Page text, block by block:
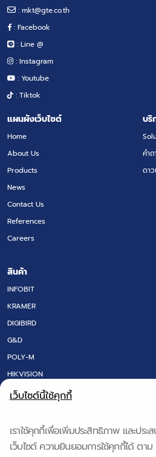
: mkt@gte.co.th
: Facebook
: Line @
: Instagram
: Youtube
: Tiktok
แผนผังเว็บไซต์
Home
About Us
Products
News
Contact Us
References
Careers
บริ
คำ
ดา
สินค้า
INFOBIT
KRAMER
DIGIBIRD
G&D
POLY-M
HIKVISION
LED SCREEN
DT RESEARCH
IQ BOARD & Q-NEX
เว็บไซต์นี้ใช้คุกกี้
เราใช้คุกกี้เพื่อเพิ่มประสิทธิภาพ และประ
เว็บไซต์ ความยินยอมการใช้คุกกี้ได้ ตาม